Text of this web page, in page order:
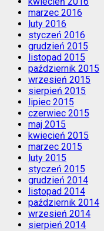
marzec 2016
luty 2016
styczeń 2016
grudzień 2015
listopad 2015
październik 2015
wrzesień 2015
sierpień 2015
lipiec 2015
czerwiec 2015
maj 2015
kwiecień 2015
marzec 2015
luty 2015
styczeń 2015
grudzień 2014
listopad 2014
październik 2014
wrzesień 2014
sierpień 2014